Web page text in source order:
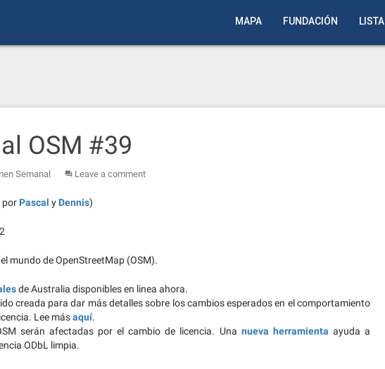
MAPA FUNDACIÓN LISTA
OSM #39
Semanal Leave a comment
por Pascal y Dennis)
mundo de OpenStreetMap (OSM).
de Australia disponibles en linea ahora.
creada para dar más detalles sobre los cambios esperados en el comportamiento
Lee másaquí.
serán afectadas por el cambio de licencia. Una nueva herramienta ayuda a
ODbL limpia.